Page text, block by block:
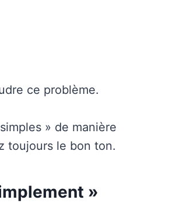
ce problème.
» de manière
toujours le bon ton.
»